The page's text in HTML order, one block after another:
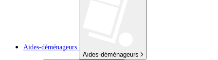
Aides-déménageurs
Aides-déménageurs